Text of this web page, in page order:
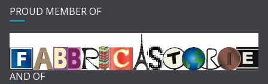
PROUD MEMBER OF
AND OF